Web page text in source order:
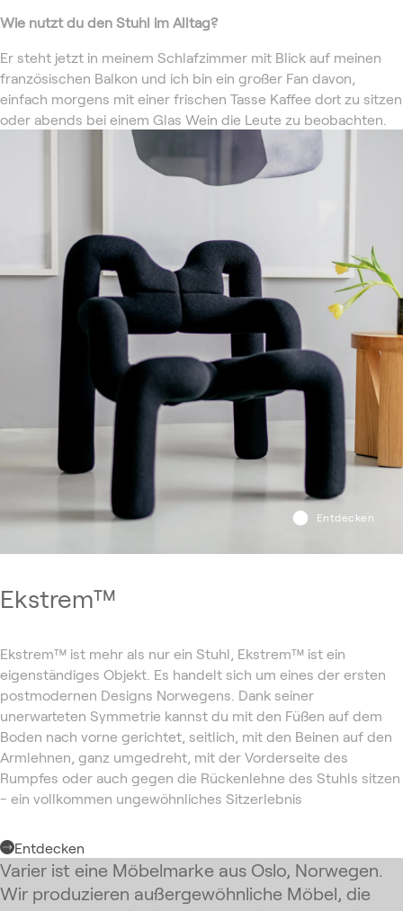
Wie nutzt du den Stuhl im Alltag?
Er steht jetzt in meinem Schlafzimmer mit Blick auf meinen
französischen Balkon und ich bin ein großer Fan davon,
einfach morgens mit einer frischen Tasse Kaffee dort zu sitzen
oder abends bei einem Glas Wein die Leute zu beobachten.
Entdecken
Ekstrem™
Ekstrem™ ist mehr als nur ein Stuhl, Ekstrem™ ist ein
eigenständiges Objekt. Es handelt sich um eines der ersten
postmodernen Designs Norwegens. Dank seiner
unerwarteten Symmetrie kannst du mit den Füßen auf dem
Boden nach vorne gerichtet, seitlich, mit den Beinen auf den
Armlehnen, ganz umgedreht, mit der Vorderseite des
Rumpfes oder auch gegen die Rückenlehne des Stuhls sitzen
- ein vollkommen ungewöhnliches Sitzerlebnis
Entdecken
Varier ist eine Möbelmarke aus Oslo, Norwegen.
Wir produzieren außergewöhnliche Möbel, die